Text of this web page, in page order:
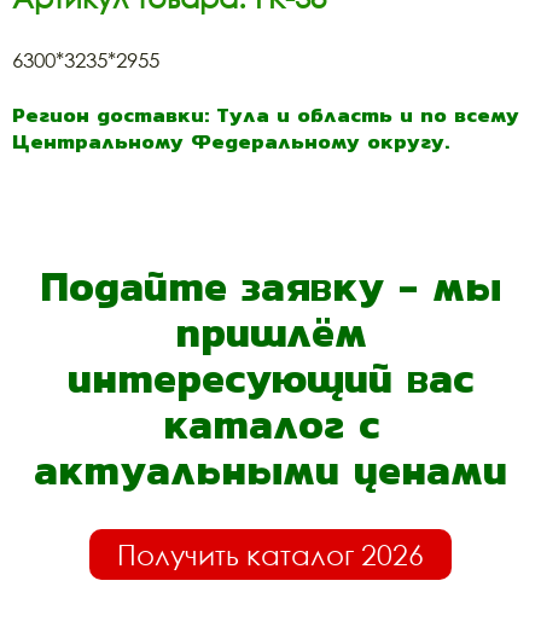
6300*3235*2955
Регион доставки: Тула и область и по всему
Центральному Федеральному округу.
Подайте заявку - мы
пришлём
интересующий вас
каталог с
актуальными ценами
Получить каталог 2026